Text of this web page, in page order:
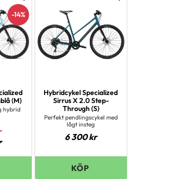
(M)
hybrid
14%
Hybridcykel Specialized
Sirrus X 2.0 Step-
Through (S)
Perfekt pendlingscykel med
lågt insteg
6 300kr